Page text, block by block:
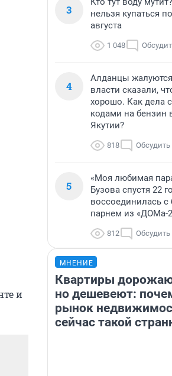
и
3
нельзя купаться
августа
1 048
4
Алданцы
власти сказали,
хорошо. Как дела с
кодами на
Якутии?
818 Обсудить
5
«Моя любимая
Бузова спустя 22
воссоединилась
парнем из «ДОМа-
812 Обсудить
МНЕНИЕ
Квартиры
но дешевеют:
рынок
сейчас такой